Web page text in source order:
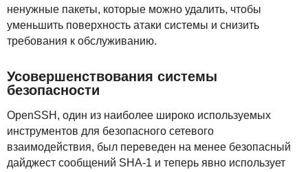
ненужные пакеты, которые можно удалить, чтобы
уменьшить поверхность атаки системы и снизить
требования к обслуживанию.
Усовершенствования системы
безопасности
OpenSSH, один из наиболее широко используемых
инструментов для безопасного сетевого
взаимодействия, был переведен на менее безопасный
дайджест сообщений SHA-1 и теперь явно использует